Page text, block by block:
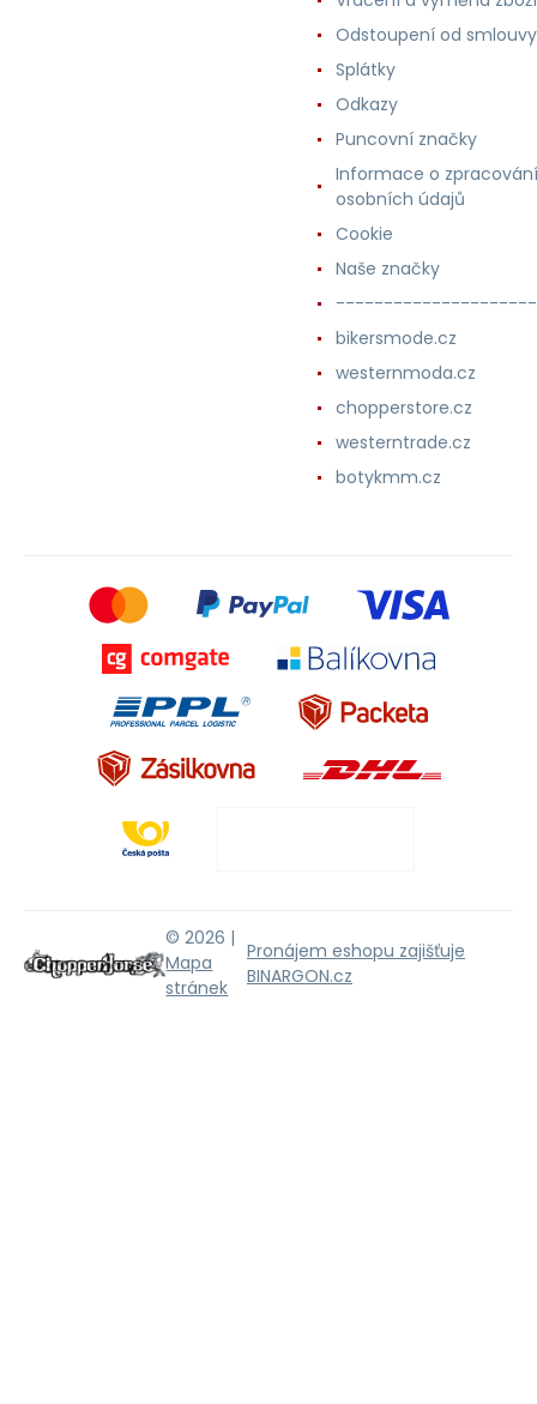
Odstoupení od smlouvy
Splátky
Odkazy
Puncovní značky
Informace o zpracování
osobních údajů
Cookie
Naše značky
bikersmode.cz
westernmoda.cz
chopperstore.cz
westerntrade.cz
botykmm.cz
© 2026 |
Mapa
stránek
Pronájem eshopu zajišťuje
BINARGON.cz